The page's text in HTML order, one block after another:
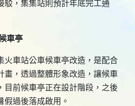
駁，集集站則預計年底完工通
車亭
火車站公車候車亭改造，是配合
畫，透過整體形象改造，讓候車
目前候車亭正在設計階段，之後
假過後落成啟用。